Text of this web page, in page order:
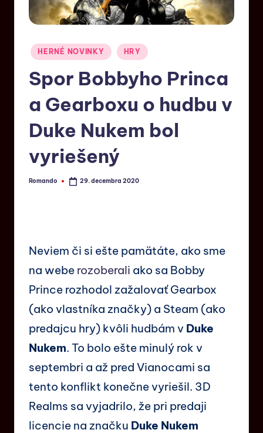
HERNÉ NOVINKY HRY
Spor Bobbyho Princa
a Gearboxu o hudbu v
Duke Nukem bol
vyriešený
Romando 29. decembra 2020
Neviem či si ešte pamätáte, ako sme
na webe rozoberali ako sa Bobby
Prince rozhodol zažalovať Gearbox
(ako vlastníka značky) a Steam (ako
predajcu hry) kvôli hudbám v Duke
Nukem. To bolo ešte minulý rok v
septembri a až pred Vianocami sa
tento konflikt konečne vyriešil. 3D
Realms sa vyjadrilo, že pri predaji
licencie na značku Duke Nukem